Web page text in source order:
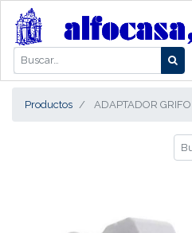
Productos ADAPTADOR